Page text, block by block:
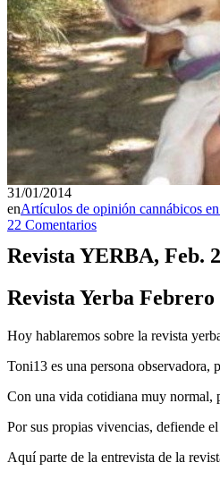
31/01/2014
enArtículos de opinión cannábicos
22 Comentarios
Revista YERBA, Feb.
Revista Yerba
Hoy hablaremos sobre la revista
Toni13 es una persona
Con una vida cotidiana muy normal,
Por sus propias vivencias, defiende
Aquí parte de la entrevista de la